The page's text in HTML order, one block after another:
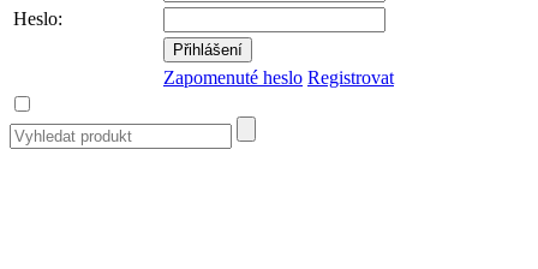
Heslo:
Zapomenuté heslo Registrovat